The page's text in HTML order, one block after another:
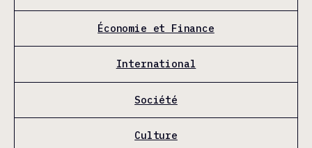
Économie et Finance
International
Société
Culture